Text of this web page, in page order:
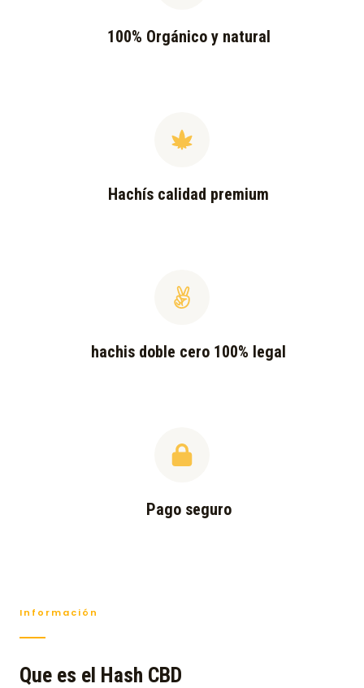
100% Orgánico y natural
Hachís calidad premium
hachis doble cero 100% legal
Pago seguro
Información
Que es el Hash CBD